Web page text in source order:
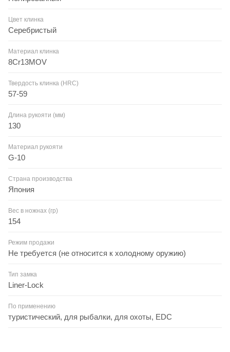
Цвет клинка
Серебристый
Материал клинка
8Cr13MOV
Твердость клинка (HRC)
57-59
Длина рукояти (мм)
130
Материал рукояти
G-10
Страна производства
Япония
Вес в ножнах (гр)
154
Режим продажи
Не требуется (не относится к холодному оружию)
Тип замка
Liner-Lock
По применению
туристический, для рыбалки, для охоты, EDC